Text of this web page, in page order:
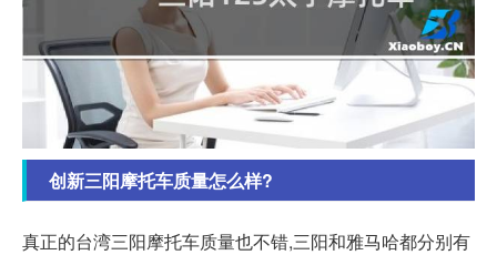
创新三阳摩托车质量怎么样?
真正的台湾三阳摩托车质量也不错,三阳和雅马哈都分别有